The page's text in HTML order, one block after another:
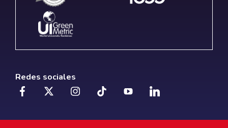
Redes sociales